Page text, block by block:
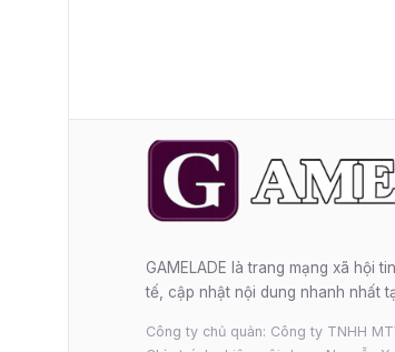
GAMELADE là trang mạng xã hội
tế, cập nhật nội dung nhanh nhất
Công ty chủ quản: Công ty TNHH